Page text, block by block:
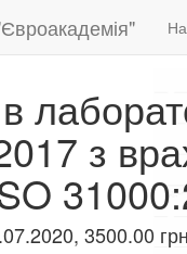
з
3500.00